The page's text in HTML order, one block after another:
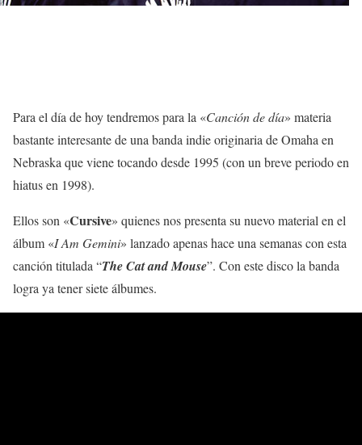
Para el día de hoy tendremos para la «Canción de día» materia
bastante interesante de una banda indie originaria de Omaha en
Nebraska que viene tocando desde 1995 (con un breve periodo en
hiatus en 1998).
Ellos son «Cursive» quienes nos presenta su nuevo material en el
álbum «I Am Gemini» lanzado apenas hace una semanas con esta
canción titulada “The Cat and Mouse”. Con este disco la banda
logra ya tener siete álbumes.